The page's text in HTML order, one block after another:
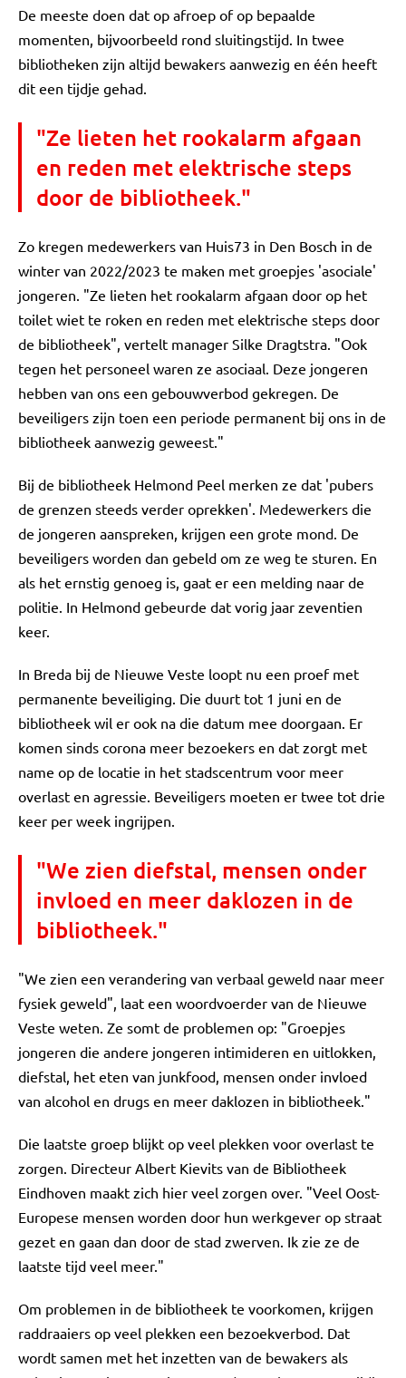
De meeste doen dat op afroep of op bepaalde
momenten, bijvoorbeeld rond sluitingstijd. In twee
bibliotheken zijn altijd bewakers aanwezig en één heeft
dit een tijdje gehad.
"Ze lieten het rookalarm afgaan
en reden met elektrische steps
door de bibliotheek."
Zo kregen medewerkers van Huis73 in Den Bosch in de
winter van 2022/2023 te maken met groepjes 'asociale'
jongeren. "Ze lieten het rookalarm afgaan door op het
toilet wiet te roken en reden met elektrische steps door
de bibliotheek", vertelt manager Silke Dragtstra. "Ook
tegen het personeel waren ze asociaal. Deze jongeren
hebben van ons een gebouwverbod gekregen. De
beveiligers zijn toen een periode permanent bij ons in de
bibliotheek aanwezig geweest."
Bij de bibliotheek Helmond Peel merken ze dat 'pubers
de grenzen steeds verder oprekken'. Medewerkers die
de jongeren aanspreken, krijgen een grote mond. De
beveiligers worden dan gebeld om ze weg te sturen. En
als het ernstig genoeg is, gaat er een melding naar de
politie. In Helmond gebeurde dat vorig jaar zeventien
keer.
In Breda bij de Nieuwe Veste loopt nu een proef met
permanente beveiliging. Die duurt tot 1 juni en de
bibliotheek wil er ook na die datum mee doorgaan. Er
komen sinds corona meer bezoekers en dat zorgt met
name op de locatie in het stadscentrum voor meer
overlast en agressie. Beveiligers moeten er twee tot drie
keer per week ingrijpen.
"We zien diefstal, mensen onder
invloed en meer daklozen in de
bibliotheek."
"We zien een verandering van verbaal geweld naar meer
fysiek geweld", laat een woordvoerder van de Nieuwe
Veste weten. Ze somt de problemen op: "Groepjes
jongeren die andere jongeren intimideren en uitlokken,
diefstal, het eten van junkfood, mensen onder invloed
van alcohol en drugs en meer daklozen in bibliotheek."
Die laatste groep blijkt op veel plekken voor overlast te
zorgen. Directeur Albert Kievits van de Bibliotheek
Eindhoven maakt zich hier veel zorgen over. "Veel Oost-
Europese mensen worden door hun werkgever op straat
gezet en gaan dan door de stad zwerven. Ik zie ze de
laatste tijd veel meer."
Om problemen in de bibliotheek te voorkomen, krijgen
raddraaiers op veel plekken een bezoekverbod. Dat
wordt samen met het inzetten van de bewakers als